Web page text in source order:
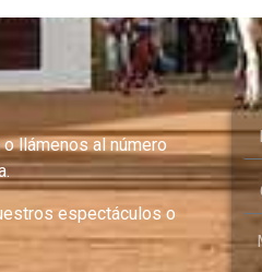
llámenos al número
espectáculos o